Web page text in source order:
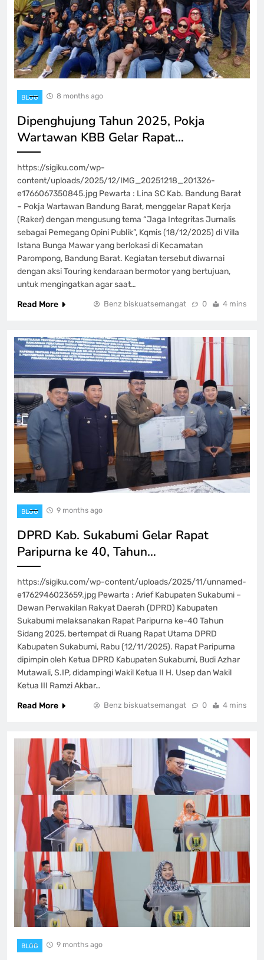
BLOG 8 months ago
Dipenghujung Tahun 2025, Pokja
Wartawan KBB Gelar Rapat…
https://sigiku.com/wp-
content/uploads/2025/12/IMG_20251218_201326-
e1766067350845.jpg Pewarta : Lina SC Kab. Bandung Barat
– Pokja Wartawan Bandung Barat, menggelar Rapat Kerja
(Raker) dengan mengusung tema “Jaga Integritas Jurnalis
sebagai Pemegang Opini Publik”, Kqmis (18/12/2025) di Villa
Istana Bunga Mawar yang berlokasi di Kecamatan
Parompong, Bandung Barat. Kegiatan tersebut diwarnai
dengan aksi Touring kendaraan bermotor yang bertujuan,
untuk mengingatkan agar saat…
Read More
Benz biskuatsemangat 0 4 mins
BLOG 9 months ago
DPRD Kab. Sukabumi Gelar Rapat
Paripurna ke 40, Tahun…
https://sigiku.com/wp-content/uploads/2025/11/unnamed-
e1762946023659.jpg Pewarta : Arief Kabupaten Sukabumi –
Dewan Perwakilan Rakyat Daerah (DPRD) Kabupaten
Sukabumi melaksanakan Rapat Paripurna ke-40 Tahun
Sidang 2025, bertempat di Ruang Rapat Utama DPRD
Kabupaten Sukabumi, Rabu (12/11/2025). Rapat Paripurna
dipimpin oleh Ketua DPRD Kabupaten Sukabumi, Budi Azhar
Mutawali, S.IP, didampingi Wakil Ketua II H. Usep dan Wakil
Ketua III Ramzi Akbar…
Read More
Benz biskuatsemangat 0 4 mins
BLOG 9 months ago